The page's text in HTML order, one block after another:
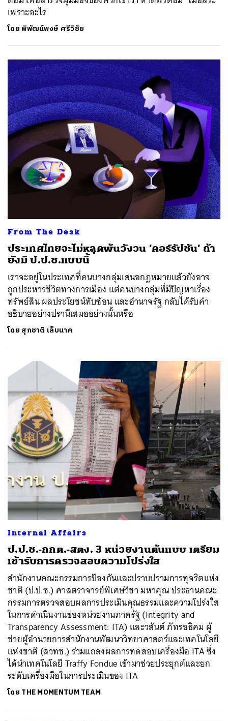
เพราะอะไร
โดยพิพัฒน์พงษ์ ศรีวิชัย
From The Desk
ประเทศไทยจะไม่หลุดพ้นวังวน ‘คอร์รัปชัน’ ถ้า
ยังมี ป.ป.ช.แบบนี้
เราจะอยู่ในประเทศที่คนบางกลุ่มเสนอกฎหมายแล้วยังอาจ
ถูกประหารชีวิตทางการเมือง แต่คนบางกลุ่มที่มีปัญหาเรื่อง
ทรัพย์สิน ผลประโยชน์ทับซ้อน และอำนาจรัฐ กลับได้รับคำ
อธิบายอย่างปรานีเสมออย่างนั้นหรือ
โดย สุภชาติ เล็บนาค
Internal Affairs
ป.ป.ช.-กกต.-สตง. 3 หน่วยงานต้นแบบ เตรียม
เข้ารับการตรวจสอบความโปร่งใส
สำนักงานคณะกรรมการป้องกันและปราบปรามการทุจริตแห่ง
ชาติ (ป.ป.ช.) ศาสตราจารย์พิเศษวิชา มหาคุณ ประธานคณะ
กรรมการตรวจสอบผลการประเมินคุณธรรมและความโปร่งใส
ในการดำเนินงานของหน่วยงานภาครัฐ (Integrity and
Transparency Assessment: ITA) และวสันต์ ภัทรอธิคม ผู้
ช่วยผู้อำนวยการสำนักงานพัฒนาวิทยาศาสตร์และเทคโนโลยี
แห่งชาติ (สวทช.) ร่วมแถลงผลการทดสอบเครื่องมือ ITA ซึ่ง
ได้นำเทคโนโลยี Traffy Fondue เข้ามาช่วยประยุกต์และยก
ระดับเครื่องมือในการประเมินของ ITA
โดย THE MOMENTUM TEAM